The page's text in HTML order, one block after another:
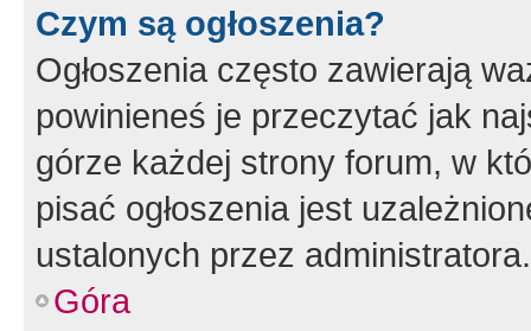
Czym są ogłoszenia?
Ogłoszenia często zawierają
powinieneś je przeczytać jak
górze każdej strony forum, w
pisać ogłoszenia jest
ustalonych przez administratora.
Góra